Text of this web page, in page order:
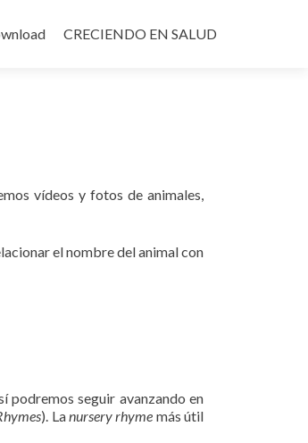
CRECIENDO EN SALUD
vídeos y fotos de animales,
el nombre del animal con
podremos seguir avanzando en
). Lanursery rhyme más útil